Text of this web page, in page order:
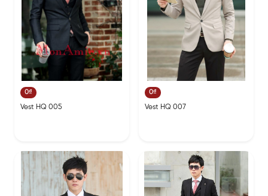
0₫
Vest HQ 005
0₫
Vest HQ 007